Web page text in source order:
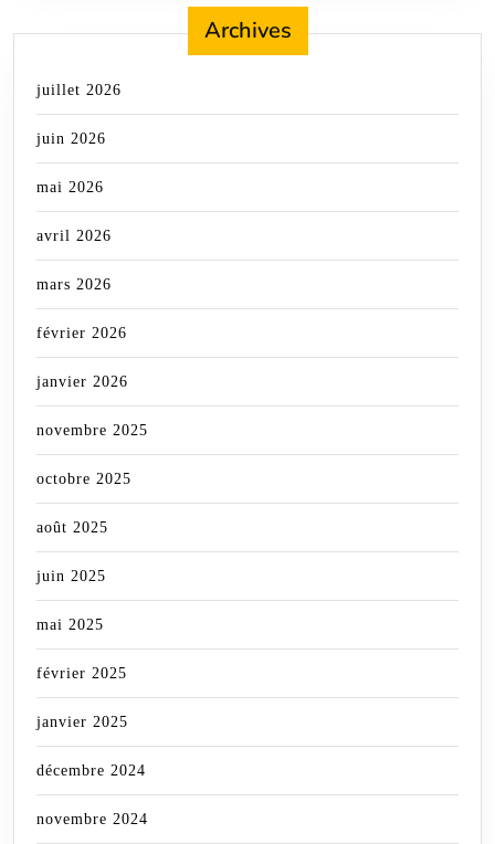
Archives
juillet 2026
juin 2026
mai 2026
avril 2026
mars 2026
février 2026
janvier 2026
novembre 2025
octobre 2025
août 2025
juin 2025
mai 2025
février 2025
janvier 2025
décembre 2024
novembre 2024